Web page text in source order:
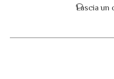
Lascia un